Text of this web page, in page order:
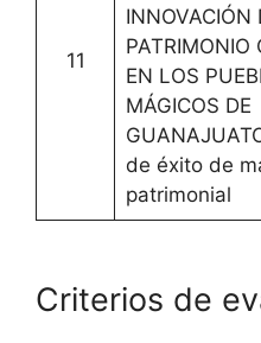
11
INNOVACIÓN
PATRIMONIO
EN LOS
MÁGICOS DE
de éxito de
patrimonial
Criterios de